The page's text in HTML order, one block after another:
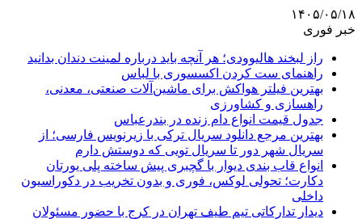
۱۴۰۵/۰۵/۱۸
خبر فوری
راز لبخند هالیوودی؛ هر آنچه باید درباره لمینت دندان بدانید
راهنمای ست کردن اکسسوری با لباس
بهترین فیلتر هواکش برای ماشین‌آلات صنعتی، معدنی،
راهسازی و کشاورزی
جدول قیمت انواع دام زنده در بندرعباس
بهترین مرجع دانلود سریال ترکی با زیرنویس فارسی؛ از
سریال شهر دور تا سریال تویی که دوستش دارم
انواع قاب بندی دیوار با گچبری پیش ساخته پلی یورتان
دکارت؛ تحولی لوکس، فوری و بدون تخریب در دکوراسیون
داخلی
دیدار تدارکاتی تیم طیف تهران در کرج با حضور مسئولان